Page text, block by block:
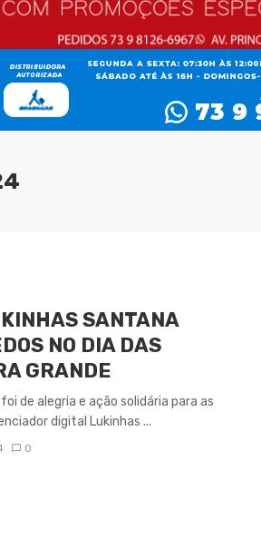
SANTANA
NO DIA DAS
GRANDE
de alegria e ação solidária para as
digital Lukinhas ...
0